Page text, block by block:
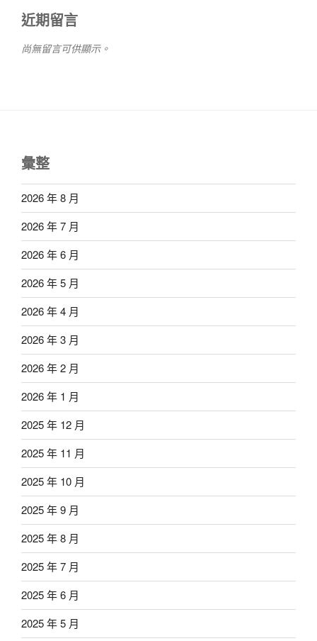
近期留言
尚無留言可供顯示。
彙整
2026 年 8 月
2026 年 7 月
2026 年 6 月
2026 年 5 月
2026 年 4 月
2026 年 3 月
2026 年 2 月
2026 年 1 月
2025 年 12 月
2025 年 11 月
2025 年 10 月
2025 年 9 月
2025 年 8 月
2025 年 7 月
2025 年 6 月
2025 年 5 月